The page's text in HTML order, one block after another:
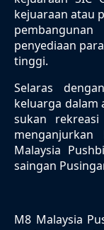
kejuaraan atau
penyediaan
tinggi.
Selaras
keluarga dalam
sukan
Malaysia
saingan
M8 Malaysia